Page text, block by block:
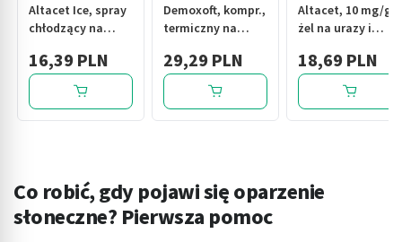
Altacet Ice, spray
chłodzący na
16,39 PLN
Demoxoft, kompr.,
termiczny na
29,29 PLN
Altacet, 10 mg/g,
żel na urazy i
tubie, 75 g
18,69 PLN
Co robić, gdy pojawi się oparzenie
słoneczne? Pierwsza pomoc